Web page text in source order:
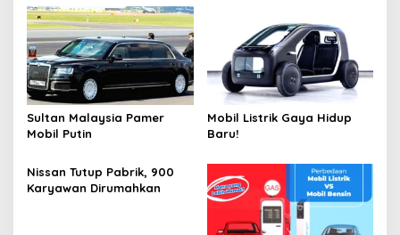
Sultan Malaysia Pamer
Mobil Putin
Mobil Listrik Gaya Hidup
Baru!
Nissan Tutup Pabrik, 900
Karyawan Dirumahkan